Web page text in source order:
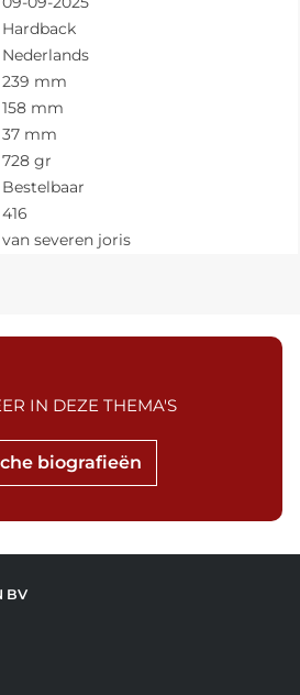
Hardback
Nederlands
239 mm
158 mm
37 mm
728 gr
Bestelbaar
416
van severen joris
biografieën
IN DEZE THEMA'S
BV